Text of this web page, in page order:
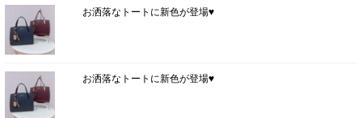
お洒落なトートに新色が登場♥
お洒落なトートに新色が登場♥